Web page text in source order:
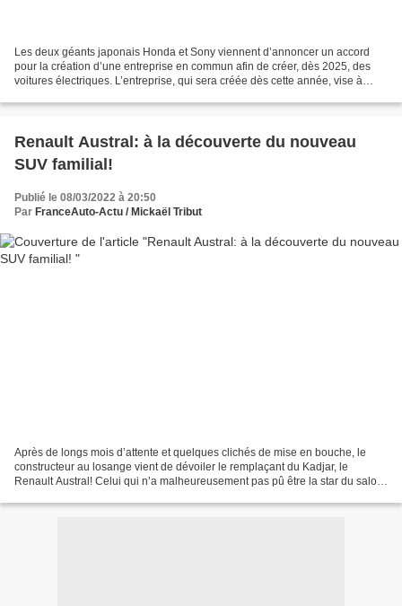
Les deux géants japonais Honda et Sony viennent d’annoncer un accord
pour la création d’une entreprise en commun afin de créer, dès 2025, des
voitures électriques. L’entreprise, qui sera créée dès cette année, vise à
Renault Austral: à la découverte du nouveau
SUV familial!
Publié le 08/03/2022 à 20:50
Par FranceAuto-Actu / Mickaël Tribut
Après de longs mois d’attente et quelques clichés de mise en bouche, le
constructeur au losange vient de dévoiler le remplaçant du Kadjar, le
Renault Austral! Celui qui n’a malheureusement pas pû être la star du salon